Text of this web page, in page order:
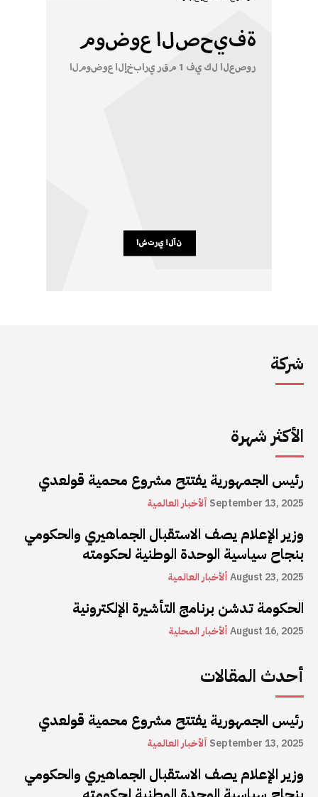
شركة
الأكثر شهرة
رئيس الجمهورية يفتتح مشروع محمية قولعدي
ألأخبار العالمية September 13, 2025
وزير الإعلام يصف الاستقبال الجماهيري والحكومي
بنجاح سياسية الوحدة الوطنية لحكومته
ألأخبار العالميةAugust 23, 2025
الحكومة تدشن برنامج التأشيرة الإلكترونية
ألأخبار المحليةAugust 16, 2025
أحدث المقالات
رئيس الجمهورية يفتتح مشروع محمية قولعدي
ألأخبار العالمية September 13, 2025
وزير الإعلام يصف الاستقبال الجماهيري والحكومي